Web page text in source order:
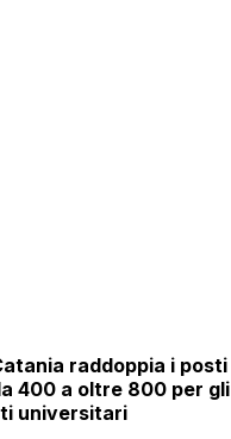
raddoppia i posti
400 a oltre 800 per gli
universitari